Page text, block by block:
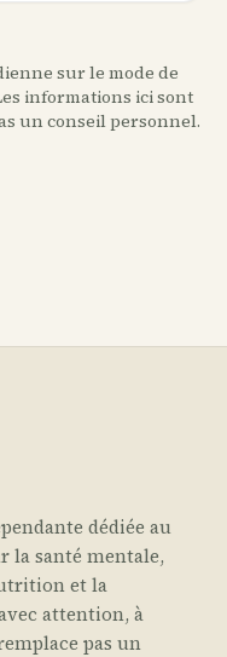
sur le mode de
informations ici sont
un conseil personnel.
dédiée au
la santé mentale,
et la
attention, à
pas un